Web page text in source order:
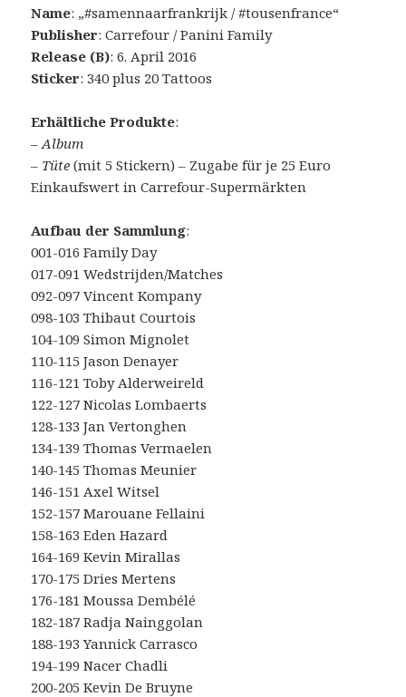
Name: „#samennaarfrankrijk / #tousenfrance“
Publisher: Carrefour / Panini Family
Release (B): 6. April 2016
Sticker: 340 plus 20 Tattoos
Erhältliche Produkte:
–Album
– Tüte (mit 5 Stickern) – Zugabe für je 25 Euro
Einkaufswert in Carrefour-Supermärkten
Aufbau der Sammlung:
001-016 Family Day
017-091 Wedstrijden/Matches
092-097 Vincent Kompany
098-103 Thibaut Courtois
104-109 Simon Mignolet
110-115 Jason Denayer
116-121 Toby Alderweireld
122-127 Nicolas Lombaerts
128-133 Jan Vertonghen
134-139 Thomas Vermaelen
140-145 Thomas Meunier
146-151 Axel Witsel
152-157 Marouane Fellaini
158-163 Eden Hazard
164-169 Kevin Mirallas
170-175 Dries Mertens
176-181 Moussa Dembélé
182-187 Radja Nainggolan
188-193 Yannick Carrasco
194-199 Nacer Chadli
200-205 Kevin De Bruyne